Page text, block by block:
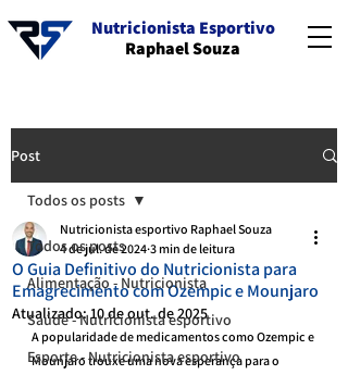
Nutricionista Esportivo
Raphael Souza
Post
Todos os posts
Alimentação - Nutricionista
Saúde - Nutricionista esportivo
Esporte - Nutricionista esportivo
Todos os posts
O Guia Definitivo do Nutricionista para
Emagrecimento com Ozempic e Mounjaro
Nutricionista esportivo Raphael Souza
4 de jul. de 2024 3 min de leitura
Atualizado:10 de out. de 2025
A popularidade de medicamentos como Ozempic e
Mounjaro trouxe uma nova esperança para o